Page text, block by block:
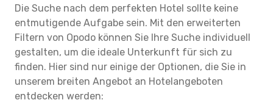
Die Suche nach dem perfekten Hotel sollte keine
entmutigende Aufgabe sein. Mit den erweiterten
Filtern von Opodo können Sie Ihre Suche individuell
gestalten, um die ideale Unterkunft für sich zu
finden. Hier sind nur einige der Optionen, die Sie in
unserem breiten Angebot an Hotelangeboten
entdecken werden: